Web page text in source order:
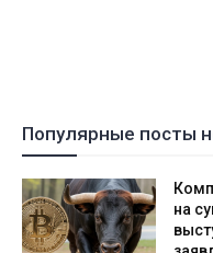
Популярные посты
на